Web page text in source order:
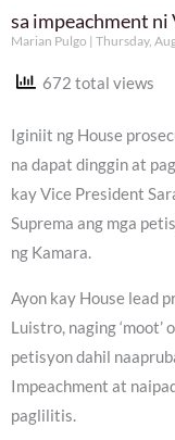
sa impeachment
Marian Pulgo Thursday,
672 total views
Iginiit ng House
na dapat dinggin at
kay Vice President
Suprema ang mga
ng Kamara.
Ayon kay House lead
Luistro, naging ‘moot’
petisyon dahil
Impeachment at
paglilitis.